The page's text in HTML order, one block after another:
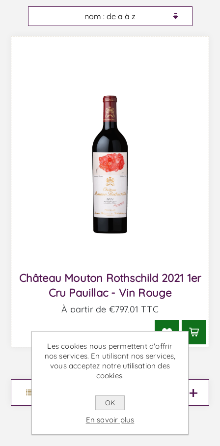
Château Mouton Rothschild 2021 1er
Cru Pauillac - Vin Rouge
À partir de €797,01 TTC
Les cookies nous permettent d'offrir
nos services. En utilisant nos services,
vous acceptez notre utilisation des
cookies.
OK
En savoir plus